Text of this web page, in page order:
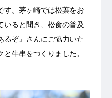
す。茅ヶ崎では松葉をお
いると聞き、松食の普及
るぞ』さんにご協力いた
牛串をつくりました。